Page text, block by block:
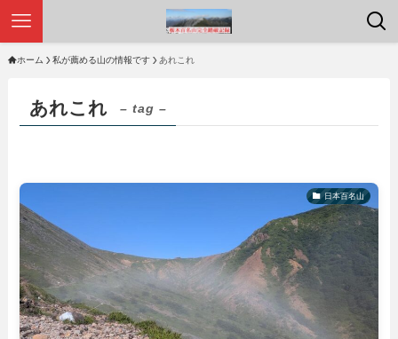
ホーム 私が薦める山の情報です あれこれ
あれこれ – tag –
日本百名山